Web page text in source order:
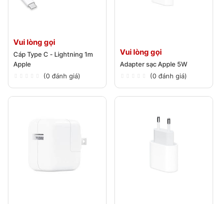
Vui lòng gọi
Cáp Type C - Lightning 1m
Apple
(0 đánh giá)
Vui lòng gọi
Adapter sạc Apple 5W
(0 đánh giá)